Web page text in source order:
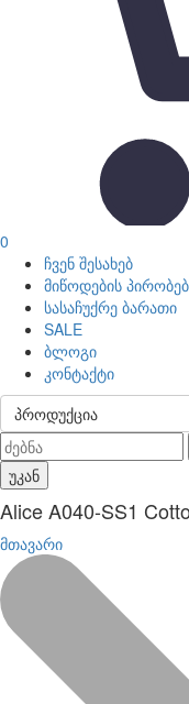
0
ჩვენ შესახებ
მიწოდების
სასაჩუქრე ბარათი
SALE
ბლოგი
კონტაქტი
პროდუქცია
უკან
Alice A040-SS1
მთავარი